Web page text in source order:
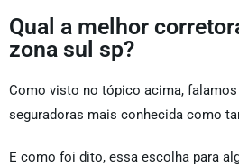
Qual a melhor
zona sul sp?
Como visto no tópico acima,
seguradoras mais conhecida como
E como foi dito, essa escolha para